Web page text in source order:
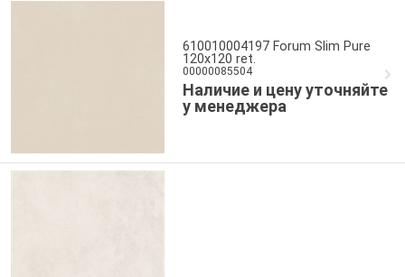
610010004197 Forum Slim Pure
120x120 ret.
00000085504
Наличие и цену уточняйте
у менеджера